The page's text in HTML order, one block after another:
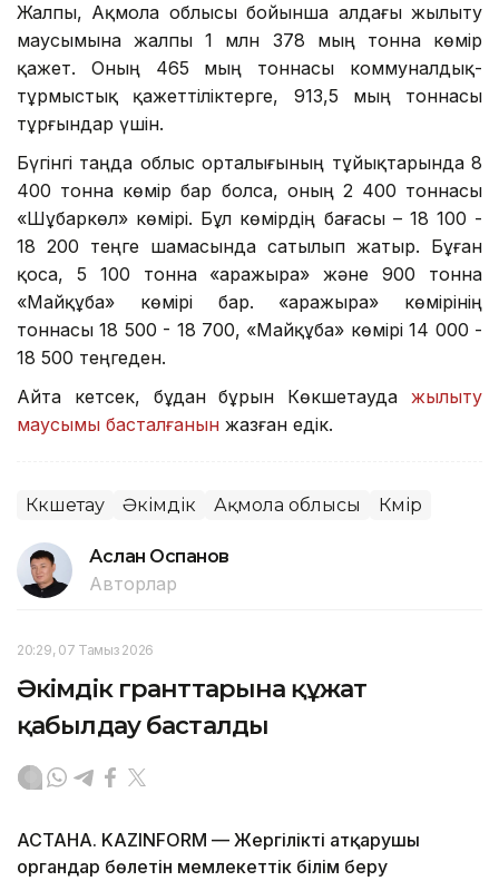
Жалпы, Ақмола облысы бойынша алдағы жылыту
маусымына жалпы 1 млн 378 мың тонна көмір
қажет. Оның 465 мың тоннасы коммуналдық-
тұрмыстық қажеттіліктерге, 913,5 мың тоннасы
тұрғындар үшін.
Бүгінгі таңда облыс орталығының тұйықтарында 8
400 тонна көмір бар болса, оның 2 400 тоннасы
«Шұбаркөл» көмірі. Бұл көмірдің бағасы – 18 100 -
18 200 теңге шамасында сатылып жатыр. Бұған
қоса, 5 100 тонна «Қаражыра» және 900 тонна
«Майқұба» көмірі бар. «Қаражыра» көмірінің
тоннасы 18 500 - 18 700, «Майқұба» көмірі 14 000 -
18 500 теңгеден.
Айта кетсек, бұдан бұрын Көкшетауда жылыту
маусымы басталғанын жазған едік.
Көкшетау Әкімдік Ақмола облысы Көмір
Аслан Оспанов
Авторлар
20:29, 07 Тамыз 2026
Әкімдік гранттарына құжат
қабылдау басталды
АСТАНА. KAZINFORM — Жергілікті атқарушы
органдар бөлетін мемлекеттік білім беру